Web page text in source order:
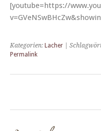
[youtube=https://
Kategorien: Lacher |
Permalink